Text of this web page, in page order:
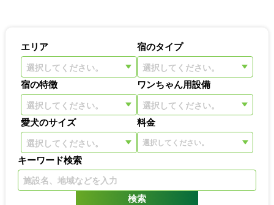
エリア
選択してください。
宿のタイプ
選択してください。
宿の特徴
選択してください。
ワンちゃん用設備
選択してください。
愛犬のサイズ
選択してください。
料金
キーワード検索